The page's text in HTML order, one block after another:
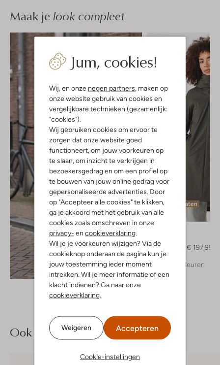
Jum, cookies!
Wij, en onze negen partners , maken op
onze website gebruik van cookies en
vergelijkbare technieken (gezamenlijk:
"cookies").
Wij gebruiken cookies om ervoor te
zorgen dat onze website goed
functioneert, om jouw voorkeuren op
te slaan, om inzicht te verkrijgen in
bezoekersgedrag en om een profiel op
te bouwen van jouw online gedrag voor
gepersonaliseerde advertenties. Door
op "Accepteer alle cookies" te klikken,
ga je akkoord met het gebruik van alle
cookies zoals omschreven in onze
privacy- en cookieverklaring
Wil je je voorkeuren wijzigen? Via de
cookieknop onderaan de pagina kun je
jouw toestemming ieder moment
intrekken. Wil je meer informatie of een
klacht indienen? Ga naar onze
cookieverklaring
Weigeren Accepteren
Cookie-instellingen
Maak je look compleet
Ontdek de look
Laatste maten
-40%
€ 329,99
€ 197,99
+ meer kleuren
Ook iets voor jou?